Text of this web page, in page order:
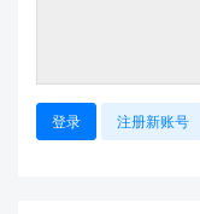
登录 注册新账号